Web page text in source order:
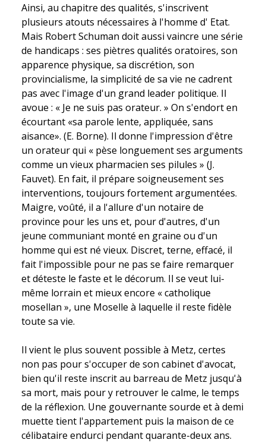
Ainsi, au chapitre des qualités, s'inscrivent
plusieurs atouts nécessaires à l'homme d' Etat.
Mais Robert Schuman doit aussi vaincre une série
de handicaps : ses piètres qualités oratoires, son
apparence physique, sa discrétion, son
provincialisme, la simplicité de sa vie ne cadrent
pas avec l'image d'un grand leader politique. Il
avoue : « Je ne suis pas orateur. » On s'endort en
écourtant «sa parole lente, appliquée, sans
aisance». (E. Borne). Il donne l'impression d'être
un orateur qui « pèse longuement ses arguments
comme un vieux pharmacien ses pilules » (J.
Fauvet). En fait, il prépare soigneusement ses
interventions, toujours fortement argumentées.
Maigre, voûté, il a l'allure d'un notaire de
province pour les uns et, pour d'autres, d'un
jeune communiant monté en graine ou d'un
homme qui est né vieux. Discret, terne, effacé, il
fait l'impossible pour ne pas se faire remarquer
et déteste le faste et le décorum. Il se veut lui-
même lorrain et mieux encore « catholique
mosellan », une Moselle à laquelle il reste fidèle
toute sa vie.
Il vient le plus souvent possible à Metz, certes
non pas pour s'occuper de son cabinet d'avocat,
bien qu'il reste inscrit au barreau de Metz jusqu'à
sa mort, mais pour y retrouver le calme, le temps
de la réflexion. Une gouvernante sourde et à demi
muette tient l'appartement puis la maison de ce
célibataire endurci pendant quarante-deux ans.